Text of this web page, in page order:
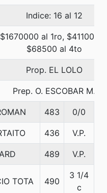
Indice: 16 al 12
al 1ro, $411000
$68500 al 4to
Prop. EL LOLO
Prep. O. ESCOBAR M.
483 0/0
436 V.P.
489 V.P.
TOTA 490
3 1/4
c